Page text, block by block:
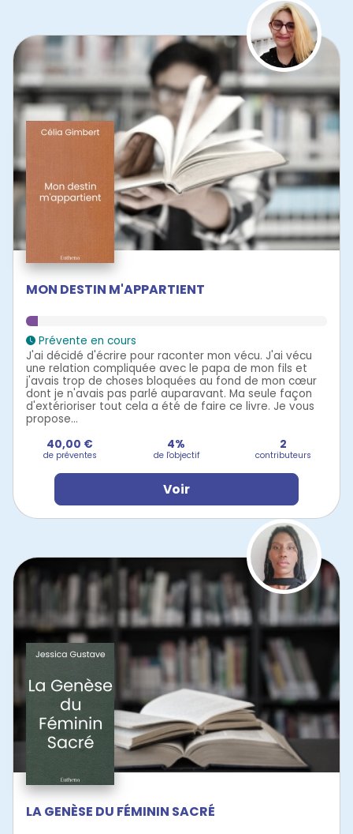
MON DESTIN M'APPARTIENT
Prévente en cours
J'ai décidé d'écrire pour raconter mon vécu. J'ai vécu
une relation compliquée avec le papa de mon fils et
j'avais trop de choses bloquées au fond de mon cœur
dont je n'avais pas parlé auparavant. Ma seule façon
d'extérioriser tout cela a été de faire ce livre. Je vous
propose...
40,00 €
de préventes
4%
de l'objectif
2
contributeurs
Voir
LA GENÈSE DU FÉMININ SACRÉ